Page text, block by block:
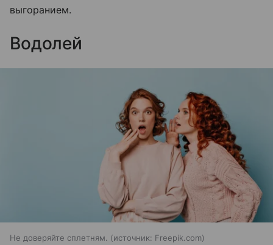
выгоранием.
Водолей
Не доверяйте сплетням. источник: Freepik.com